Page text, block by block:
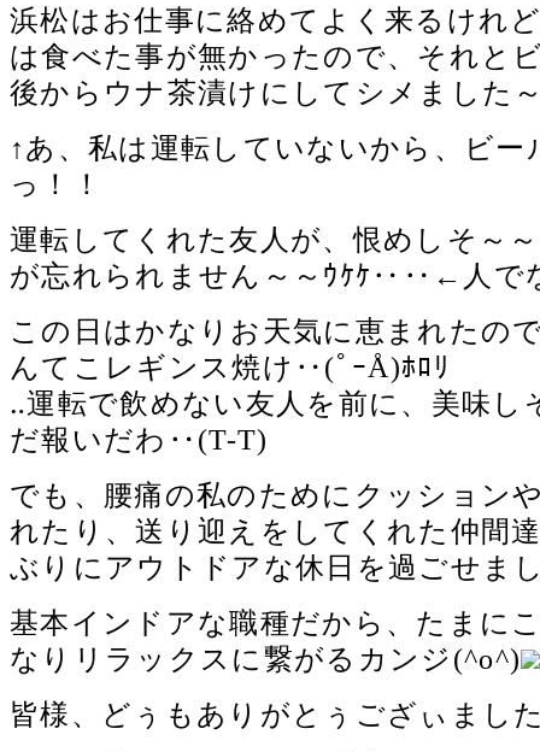
浜松はお仕事に絡めてよく来るけれ
は食べた事が無かったので、それと
後からウナ茶漬けにしてシメました
↑あ、私は運転していないから、ビ
っ！！
運転してくれた友人が、恨めしそ～
が忘れられません～～ｳｹｹ‥‥←人で
この日はかなりお天気に恵まれたの
んてこレギンス焼け‥(ﾟｰÅ)ﾎﾛﾘ
‥運転で飲めない友人を前に、美味し
だ報いだわ‥(T-T)
でも、腰痛の私のためにクッション
れたり、送り迎えをしてくれた仲間
ぶりにアウトドアな休日を過ごせま
基本インドアな職種だから、たまに
なりリラックスに繋がるカンジ(^o^)
皆様、どぅもありがとぅござぃまし